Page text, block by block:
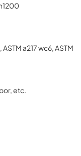
a217 wc6, ASTM
etc.